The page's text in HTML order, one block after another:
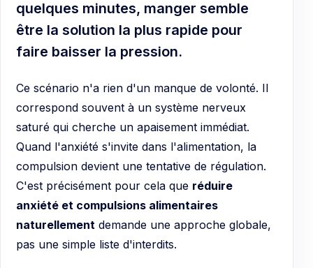
quelques minutes, manger semble
être la solution la plus rapide pour
faire baisser la pression.
Ce scénario n'a rien d'un manque de volonté. Il
correspond souvent à un système nerveux
saturé qui cherche un apaisement immédiat.
Quand l'anxiété s'invite dans l'alimentation, la
compulsion devient une tentative de régulation.
C'est précisément pour cela que réduire
anxiété et compulsions alimentaires
naturellement demande une approche globale,
pas une simple liste d'interdits.